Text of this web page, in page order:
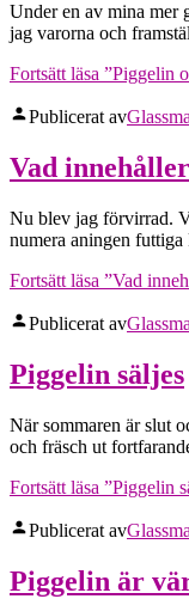
Under en av mina mer
jag varorna och
Fortsätt läsa ”Piggelin
Publicerat av
Vad
Nu blev jag förvirrad.
numera aningen
Fortsätt läsa ”Vad
Publicerat av
Piggelin säljes
När sommaren är slut
och fräsch ut
Fortsätt läsa ”Piggelin
Publicerat av
Piggelin är